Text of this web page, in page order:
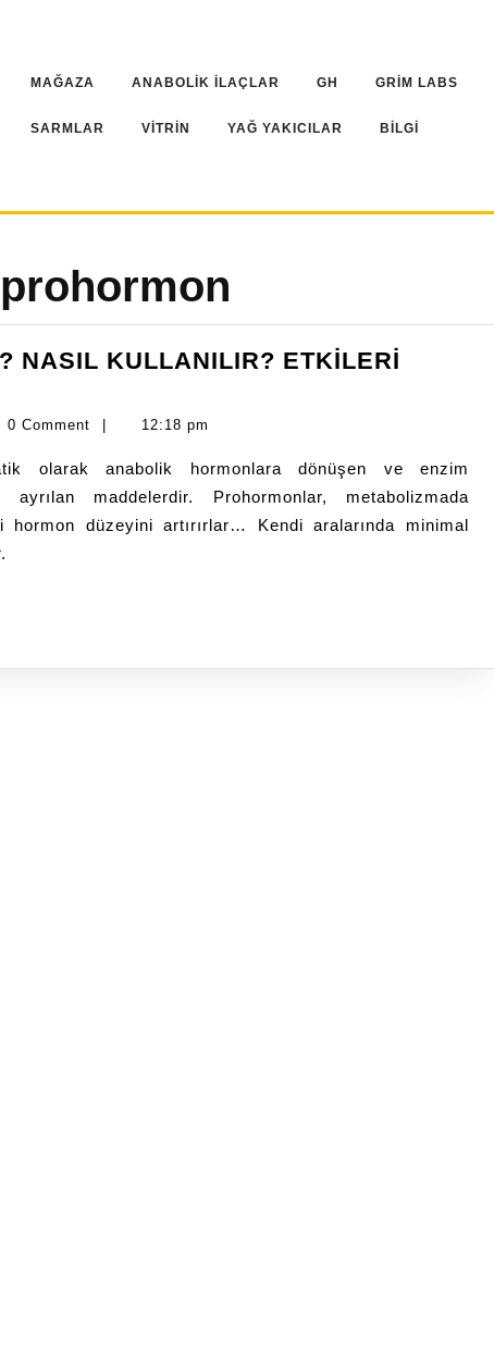
MAĞAZA ANABOLİK İLAÇLAR GH GRİM LABS
SARMLAR VİTRİN YAĞ YAKICILAR BİLGİ
NASIL KULLANILIR? ETKİLERİ
0 Comment 12:18 pm
olarak anabolik hormonlara dönüşen ve enzim
maddelerdir. Prohormonlar, metabolizmada
düzeyini artırırlar… Kendi aralarında minimal